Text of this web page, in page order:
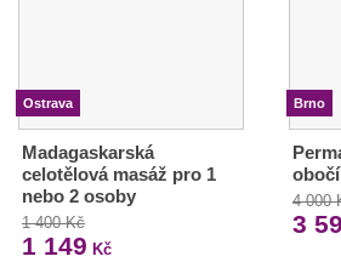
Ostrava
Madagaskarská
celotělová masáž pro 1
nebo 2 osoby
1 400 Kč
1 149 Kč
Brno
4 000
3